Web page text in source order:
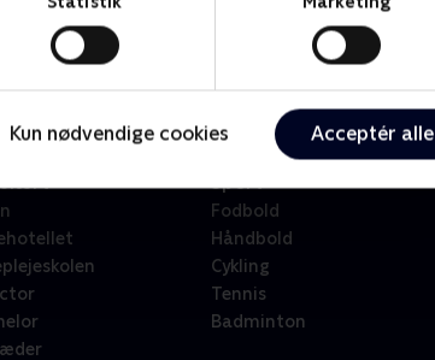
Kun nødvendige cookies Acceptér alle
- The Ninth Jedi LEGO filmen 2
2019 • Film • 1 t. 47 min
Sport
Fodbold
Håndbold
Cykling
Tennis
Badminton